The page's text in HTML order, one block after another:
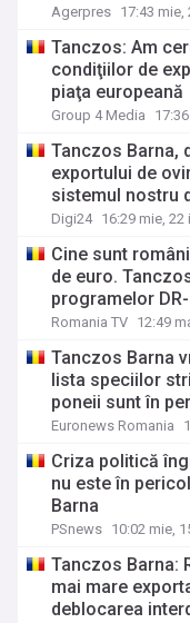
Agerpres 17:43 mie,
Tanczos: Am
condiţiilor de
piaţa europeană
Group 4 Media
Tanczos Barna,
exportului de
sistemul nostru
Digi24 16:29 mie, 22
Cine sunt
de euro.
programelor
Romania TV 12:49
Tanczos Barna
lista speciilor
poneii sunt în
Euronews Romania
Criza politică
nu este în
Barna
PSnews 10:02 mie,
Tanczos Barna:
mai mare
deblocarea